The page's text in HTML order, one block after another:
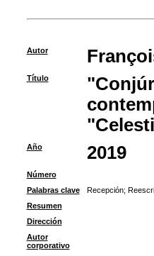
Autor
Título
Año 2019
Número
Palabras clave
Recepción;
Resumen
Dirección
Autor
corporativo